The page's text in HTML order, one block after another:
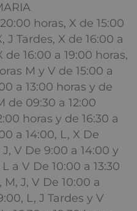
horas, X de 15:00
J Tardes, X de 16:00 a
de 16:00 a 19:00 horas,
M y V de 15:00 a
a 13:00 horas y de
de 09:30 a 12:00
horas y de 16:30 a
a 14:00, L, X De
J, V De 9:00 a 14:00 y
a V De 10:00 a 13:30
M, J, V De 10:00 a
L, J Tardes y V